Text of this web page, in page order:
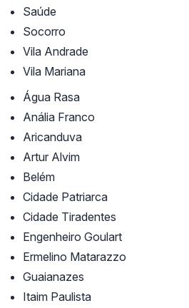
Saúde
Socorro
Vila Andrade
Vila Mariana
Água Rasa
Anália Franco
Aricanduva
Artur Alvim
Belém
Cidade Patriarca
Cidade Tiradentes
Engenheiro Goulart
Ermelino Matarazzo
Guaianazes
Itaim Paulista